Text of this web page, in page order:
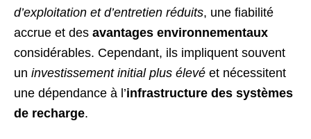
d’exploitation et d’entretien réduits, une fiabilité
accrue et des avantages environnementaux
considérables. Cependant, ils impliquent souvent
un investissement initial plus élevé et nécessitent
une dépendance à l’infrastructure des systèmes
de recharge.